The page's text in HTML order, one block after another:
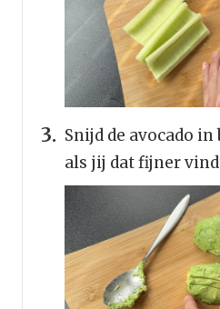
Snijd de avocado
als jij dat fijner